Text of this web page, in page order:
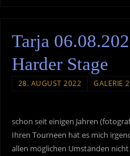
Tarja
Harder Stage
28. AUGUST 2022 GALERIE
schon seit einigen Jahren
Ihren Tourneen hat es mich
allen möglichen Umständen